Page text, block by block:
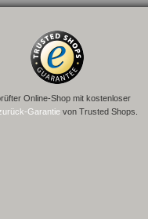
Online-Shop mit kostenloser
Garantie von Trusted Shops.